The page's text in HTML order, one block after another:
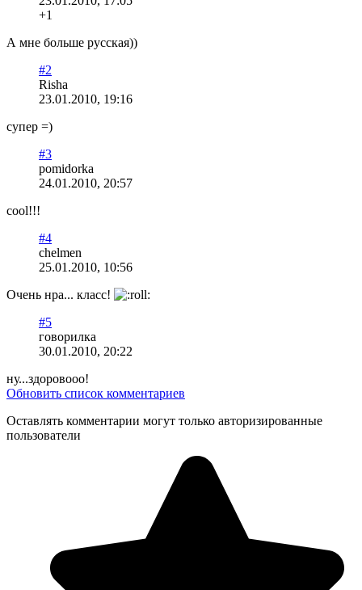
+1
А мне больше русская))
#2
Risha
23.01.2010, 19:16
супер =)
#3
pomidorka
24.01.2010, 20:57
cool!!!
#4
chelmen
25.01.2010, 10:56
Очень нра... класс!
#5
говорилка
30.01.2010, 20:22
ну...здоровооо!
Обновить список комментариев
Оставлять комментарии могут только авторизированные
пользователи